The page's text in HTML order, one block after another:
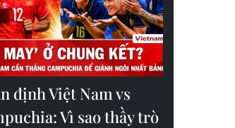
định Việt Nam vs
Vì sao thầy trò